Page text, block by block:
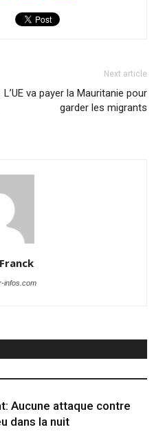
Next article
L’UE va payer la Mauritanie pour
garder les migrants
infos.com
Aucune attaque contre
dans la nuit